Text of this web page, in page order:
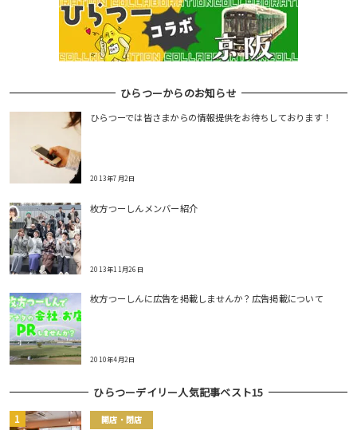
ひらつーからのお知らせ
ひらつーでは皆さまからの情報提供をお待ちしております！
2013年7月2日
枚方つーしんメンバー紹介
2013年11月26日
枚方つーしんに広告を掲載しませんか？広告掲載について
2010年4月2日
ひらつーデイリー人気記事ベスト15
開店・閉店